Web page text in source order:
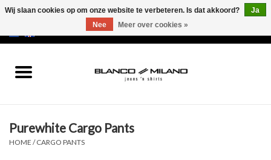
SALE 50%
Purewhite Cargo Pants
HOME /CARGO PANTS
Wij slaan cookies op om onze website te verbeteren. Is dat akkoord?
Ja
Nee
Meer over cookies »